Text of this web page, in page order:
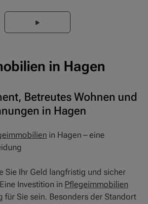
in Hagen
Betreutes Wohnen und
in Hagen
in Hagen – eine
Sie Ihr Geld langfristig und sicher
Investition in Pflegeimmobilien
für Sie sein. Besonders der Standort